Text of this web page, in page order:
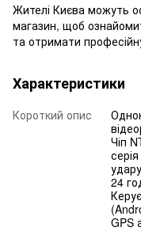
Жителі Києва можуть
магазин, щоб
та отримати
Характеристики
Короткий опис
Чіп
24
GPS